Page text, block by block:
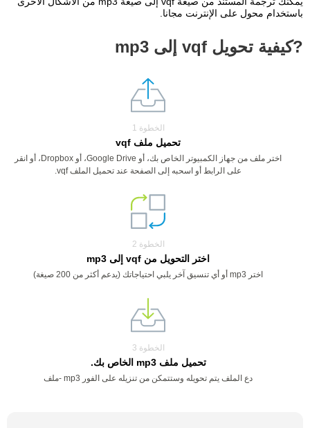
باستخدام محول على الإنترنت مجانا.
?كيفية تحويل vqf إلى mp3
الخطوة 1
تحميل ملف vqf
اختر ملف من جهاز الكمبيوتر الخاص بك، أو Google Drive، أو Dropbox، أو انقر
على الرابط أو اسحبه إلى الصفحة عند تحميل الملف vqf.
الخطوة 2
اختر التحويل من vqf إلى mp3
اختر mp3 أو أي تنسيق آخر يلبي احتياجاتك (يدعم أكثر من 200 صيغة)
الخطوة 3
تحميل ملف mp3 الخاص بك.
دع الملف يتم تحويله وستتمكن من تنزيله على الفور mp3 -ملف